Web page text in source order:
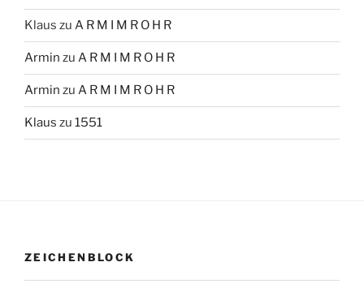
Klaus zu A R M I M R O H R
Armin zu A R M I M R O H R
Armin zu A R M I M R O H R
Klaus zu 1551
ZEICHENBLOCK